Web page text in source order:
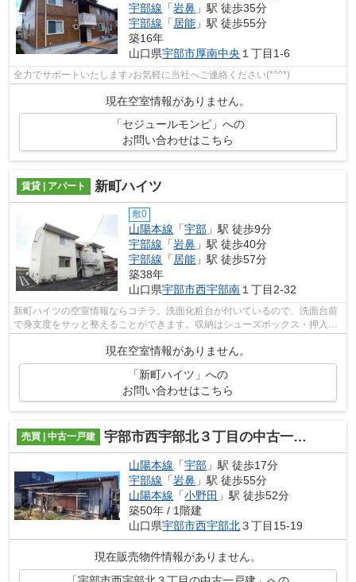
宇部線 「岩鼻 」駅 徒歩35分
宇部線 「居能 」駅 徒歩55分
築16年
山口県宇部市厚南中央 １丁目1-6
全力でサポートいたします♪お気軽に当社へご連絡ください(*^^*)
現在空室情報がありません。
「セジュールモンピ」への
お問い合わせはこちら
賃貸 | アパート 新町ハイツ
敷0
山陽本線 「宇部 」駅 徒歩9分
宇部線 「岩鼻 」駅 徒歩40分
宇部線 「 居能 」駅 徒歩57分
築38年
山口県宇部市西宇部南 １丁目2-32
新町ハイツの空室情報ならコチラ。洗面化粧台が付いているので、洗面台前
で身支度をサッと整えることができます。収納はシューズボックス・押入な
現在空室情報がありません。
「新町ハイツ」への
お問い合わせはこちら
売買 | 中古一戸建 宇部市西宇部北３丁目の中古一戸建
山陽本線 「宇部 」駅 徒歩17分
宇部線 「岩鼻 」駅 徒歩55分
山陽本線 「小野田 」駅 徒歩52分
築50年 / 1階建
山口県宇部市西宇部北３丁目15-19
現在販売物件情報がありません。